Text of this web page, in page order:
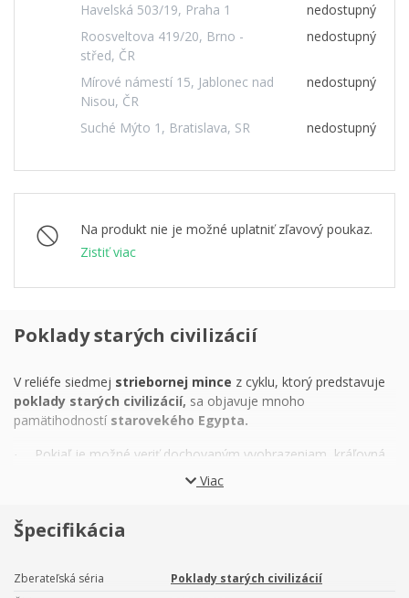
Havelská 503/19, Praha 1
nedostupný
Roosveltova 419/20, Brno -
střed, ČR
nedostupný
Mírové námestí 15, Jablonec nad
Nisou, ČR
nedostupný
Suché Mýto 1, Bratislava, SR nedostupný
Na produkt nie je možné uplatniť zľavový poukaz.
Zistiť viac
Poklady starých civilizácií
V reliéfe siedmej striebornej mince z cyklu, ktorý predstavuje
poklady starých civilizácií, sa objavuje mnoho
pamätihodností starovekého Egypta.
·
Pokiaľ je možné veriť dochovaným vyobrazeniam, kráľovná
manželka faraóna Achnatona, sa venovala
činnostiam, ktoré boli za normálnych okolností vyhradené
slávnostným ceremóniám. V období, keď egyptská ríša
ženou sveta.
Aj po troch tisícročiach si ju však pamätáme
predovšetkým ako uhrančivú krásku, a to vďakabuste
Viac
Špecifikácia
Zberateľská séria
Poklady starých civilizácií